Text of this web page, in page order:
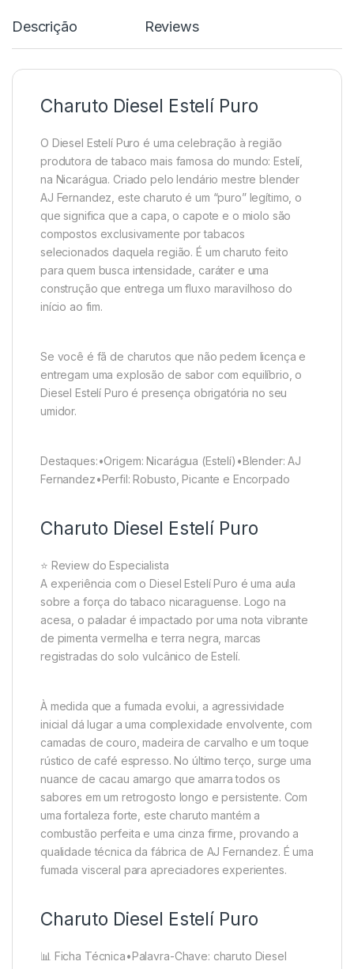
Descrição Reviews
Charuto Diesel Estelí Puro
O Diesel Estelí Puro é uma celebração à região
produtora de tabaco mais famosa do mundo: Estelí,
na Nicarágua. Criado pelo lendário mestre blender
AJ Fernandez, este charuto é um “puro” legítimo, o
que significa que a capa, o capote e o miolo são
compostos exclusivamente por tabacos
selecionados daquela região. É um charuto feito
para quem busca intensidade, caráter e uma
construção que entrega um fluxo maravilhoso do
início ao fim.
Se você é fã de charutos que não pedem licença e
entregam uma explosão de sabor com equilíbrio, o
Diesel Estelí Puro é presença obrigatória no seu
umidor.
Destaques:•Origem: Nicarágua (Estelí)•Blender: AJ
Fernandez•Perfil: Robusto, Picante e Encorpado
Charuto Diesel Estelí Puro
⭐ Review do Especialista
A experiência com o Diesel Estelí Puro é uma aula
sobre a força do tabaco nicaraguense. Logo na
acesa, o paladar é impactado por uma nota vibrante
de pimenta vermelha e terra negra, marcas
registradas do solo vulcânico de Estelí.
À medida que a fumada evolui, a agressividade
inicial dá lugar a uma complexidade envolvente, com
camadas de couro, madeira de carvalho e um toque
rústico de café espresso. No último terço, surge uma
nuance de cacau amargo que amarra todos os
sabores em um retrogosto longo e persistente. Com
uma fortaleza forte, este charuto mantém a
combustão perfeita e uma cinza firme, provando a
qualidade técnica da fábrica de AJ Fernandez. É uma
fumada visceral para apreciadores experientes.
Charuto Diesel Estelí Puro
📊 Ficha Técnica•Palavra-Chave: charuto Diesel